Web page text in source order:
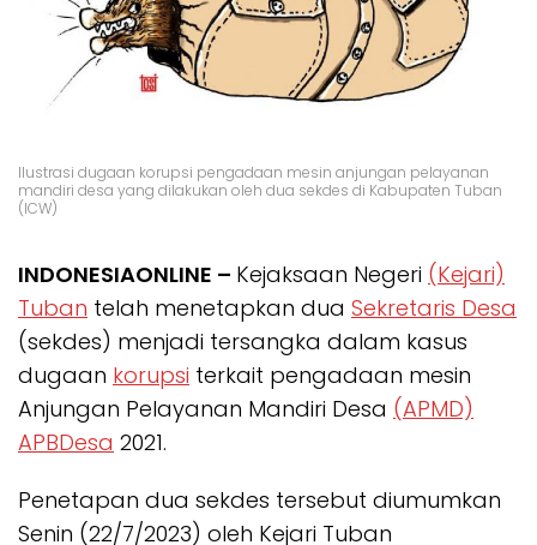
Ilustrasi dugaan korupsi pengadaan mesin anjungan pelayanan
mandiri desa yang dilakukan oleh dua sekdes di Kabupaten Tuban
(ICW)
INDONESIAONLINE – Kejaksaan Negeri (Kejari)
Tuban telah menetapkan dua Sekretaris Desa
(sekdes) menjadi tersangka dalam kasus
dugaan korupsi terkait pengadaan mesin
Anjungan Pelayanan Mandiri Desa (APMD)
APBDesa 2021.
Penetapan dua sekdes tersebut diumumkan
Senin (22/7/2023) oleh Kejari Tuban